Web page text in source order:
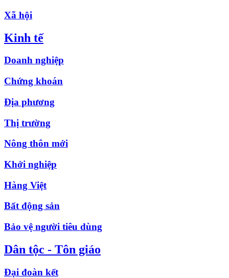
Xã hội
Kinh tế
Doanh nghiệp
Chứng khoán
Địa phương
Thị trường
Nông thôn mới
Khởi nghiệp
Hàng Việt
Bất động sản
Bảo vệ người tiêu dùng
Dân tộc - Tôn giáo
Đại đoàn kết